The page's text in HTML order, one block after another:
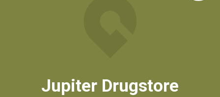
Jupiter Drugstore